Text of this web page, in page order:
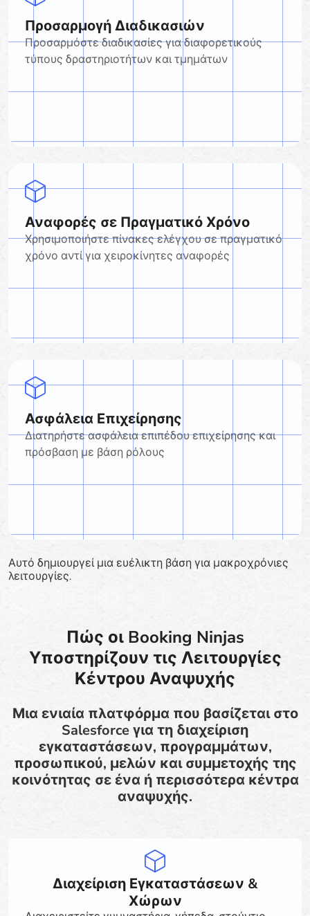
Προσαρμογή Διαδικασιών
Προσαρμόστε διαδικασίες για διαφορετικούς
τύπους δραστηριοτήτων και τμημάτων
Αναφορές σε Πραγματικό Χρόνο
Χρησιμοποιήστε πίνακες ελέγχου σε πραγματικό
χρόνο αντί για χειροκίνητες αναφορές
Ασφάλεια Επιχείρησης
Διατηρήστε ασφάλεια επιπέδου επιχείρησης και
πρόσβαση με βάση ρόλους
Αυτό δημιουργεί μια ευέλικτη βάση για μακροχρόνιες
λειτουργίες.
Πώς οι Booking Ninjas
Υποστηρίζουν τις Λειτουργίες
Κέντρου Αναψυχής
Μια ενιαία πλατφόρμα που βασίζεται στο
Salesforce για τη διαχείριση
εγκαταστάσεων, προγραμμάτων,
προσωπικού, μελών και συμμετοχής της
κοινότητας σε ένα ή περισσότερα κέντρα
αναψυχής.
Διαχείριση Εγκαταστάσεων &
Χώρων